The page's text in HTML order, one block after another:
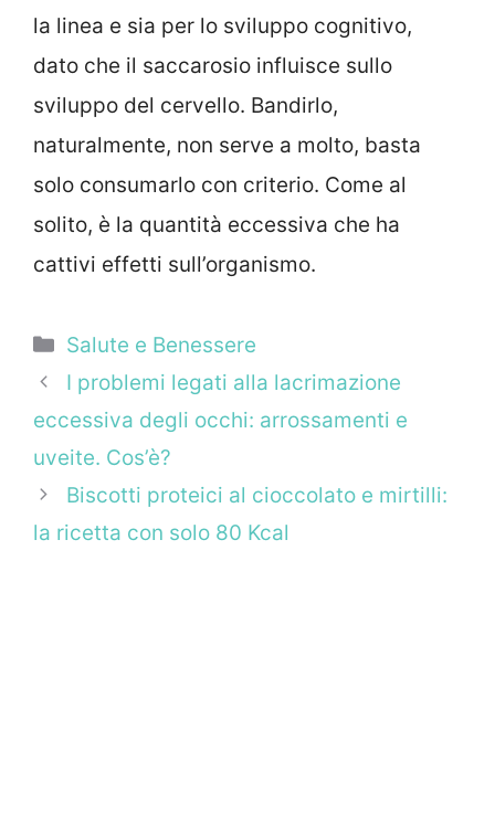
la linea e sia per lo sviluppo cognitivo,
dato che il saccarosio influisce sullo
sviluppo del cervello. Bandirlo,
naturalmente, non serve a molto, basta
solo consumarlo con criterio. Come al
solito, è la quantità eccessiva che ha
cattivi effetti sull’organismo.
Categorie
Salute e Benessere
I problemi legati alla lacrimazione
eccessiva degli occhi: arrossamenti e
uveite. Cos’è?
Biscotti proteici al cioccolato e mirtilli:
la ricetta con solo 80 Kcal